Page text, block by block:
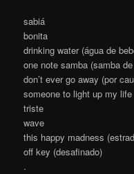
sabiá
bonita
drinking water (água de
one note samba (samba
don’t ever go away (por
someone to light up my life
triste
wave
this happy madness
off key (desafinado)
.